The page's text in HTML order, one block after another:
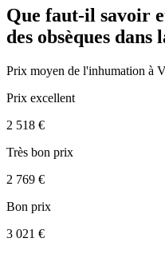
Que faut-il savoir
des obsèques
Prix moyen de l'inhumation à
Prix excellent
2 518 €
Très bon prix
2 769 €
Bon prix
3 021 €